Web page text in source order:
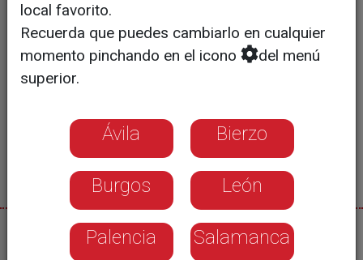
22/08/2025
local favorito.
Recuerda que puedes cambiarlo en cualquier
momento pinchando en el icono
del menú
superior.
Ávila Bierzo
Burgos León
Palencia Salamanca